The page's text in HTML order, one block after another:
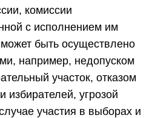
комиссии
с исполнением им
быть осуществлено
например, недопуском
участок, отказом
избирателей, угрозой
участия в выборах и